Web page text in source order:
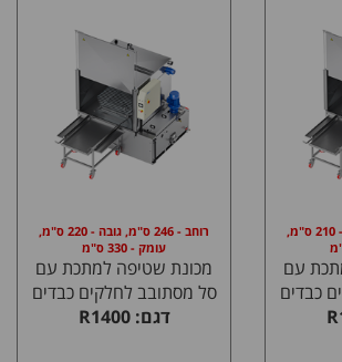
רוחב - 226 ס"מ, גובה - 210 ס"מ,
עם
כבדים
רוחב - 246 ס"מ, גובה - 220 ס"מ,
עומק - 330 ס"מ
מכונת שטיפה למתכת עם
סל מסתובב לחלקים כבדים
דגם: R1400